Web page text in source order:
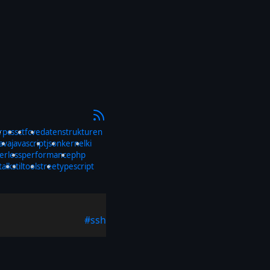
cssctfcvedatenstrukturen
javascriptjsonkernelki
performancephp
tiltoolstreetypescript
#ssh